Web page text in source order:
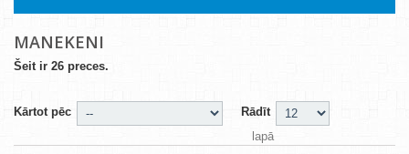
MANEKENI
Šeit ir 26 preces.
Kārtot pēc
Rādīt
lapā